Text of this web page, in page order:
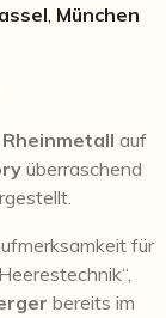
, München
auf
überraschend
für
bereits im